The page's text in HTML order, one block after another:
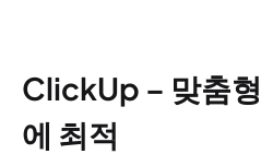
ClickUp – 맞춤
에 최적